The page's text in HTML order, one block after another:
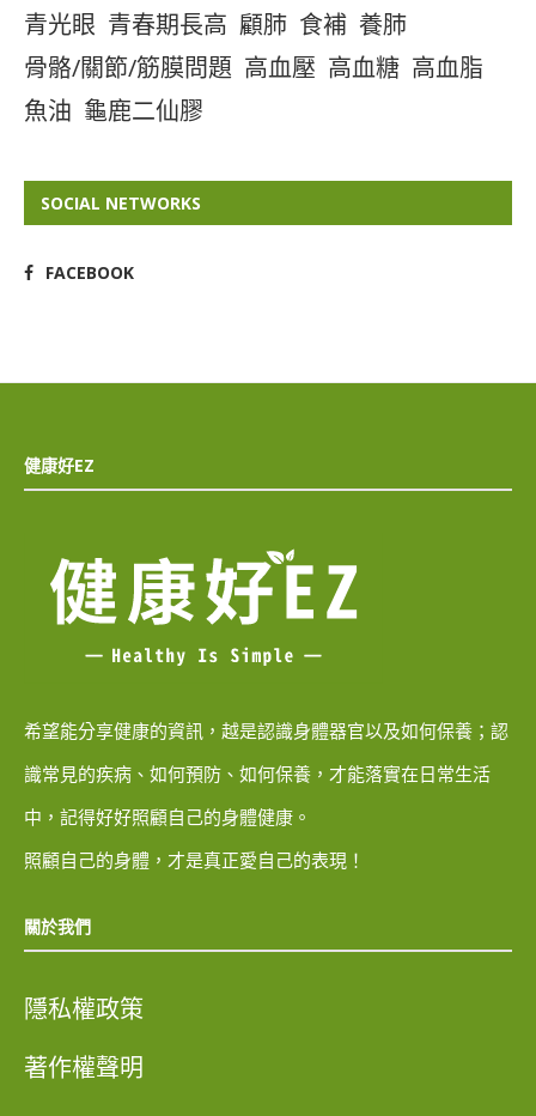
青光眼 青春期長高 顧肺 食補 養肺
骨骼/關節/筋膜問題 高血壓 高血糖 高血脂
魚油 龜鹿二仙膠
SOCIAL NETWORKS
FACEBOOK
健康好EZ
希望能分享健康的資訊，越是認識身體器官以及如何保養；認
識常見的疾病、如何預防、如何保養，才能落實在日常生活
中，記得好好照顧自己的身體健康。
照顧自己的身體，才是真正愛自己的表現！
關於我們
隱私權政策
著作權聲明